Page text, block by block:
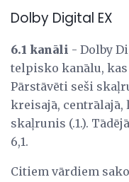
Dolby Digital EX
6.1 kanāli - Dolby
telpisko kanālu,
Pārstāvēti seši
kreisajā, centrālajā,
skaļrunis (.1.).
6,1.
Citiem vārdiem